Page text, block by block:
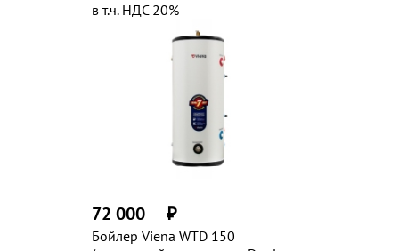
Бойлер Viena WTD 150
72 000 ₽
в т.ч. НДС 20%